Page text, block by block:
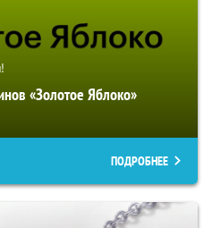
«Золотое Яблоко»
ПОДРОБНЕЕ